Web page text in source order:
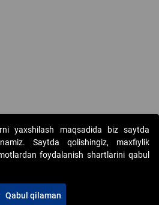
onlayn-auksionlarni tashkil etish"
yaxshilash maqsadida biz saytda
Saytda qolishingiz, maxfiylik
foydalanish shartlarini qabul
Qabul qilaman